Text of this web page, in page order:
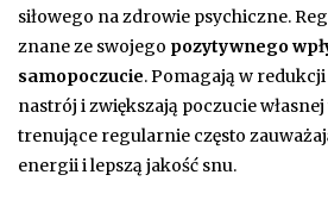
siłowego na zdrowie psychiczne.
znane ze swojego pozytywnego
samopoczucie. Pomagają w
nastrój i zwiększają poczucie
trenujące regularnie często
energii i lepszą jakość snu.